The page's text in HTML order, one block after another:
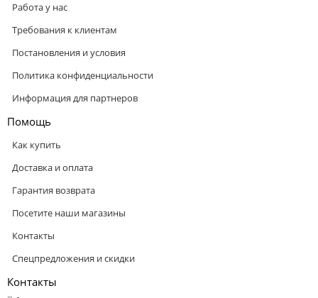
Работа у нас
Требования к клиентам
Постановления и условия
Политика конфиденциальности
Информация для партнеров
Помощь
Как купить
Доставка и оплата
Гарантия возврата
Посетите наши магазины
Контакты
Спецпредложения и скидки
Контакты